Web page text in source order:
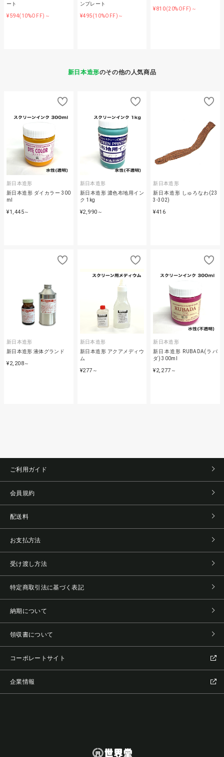
ート
¥594(10%OFF)～
ンプレート
¥495(10%OFF)～
¥810(20%OFF)～
新日本造形のその他の人気商品
新日本造形
新日本造形 ダイカラー 300
ml
¥1,445～
新日本造形
新日本造形 濃色布地用イン
ク 1kg
¥2,990 ～
新日本造形
新日本造形 しゅろなわ(23
3-302)
¥416
新日本造形
新日本造形 液体グランド
¥2,208～
新日本造形
新日本造形 アクアメディウ
ム
¥277 ～
新日本造形
新日本造形 RUBADA(ラバ
ダ) 300ml
¥2,277 ～
ご利用ガイド
会員規約
配送料
お支払方法
受け渡し方法
特定商取引法に基づく表記
納期について
領収書について
コーポレートサイト
企業情報